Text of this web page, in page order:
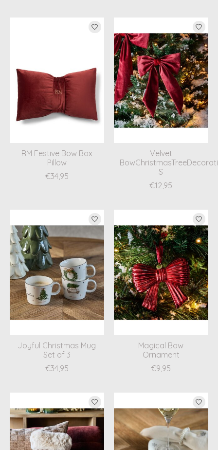
RM Festive Bow Box
Pillow
€34,95
Velvet
S
€12,95
Joyful Christmas Mug
Set of 3
€34,95
Magical Bow
Ornament
€9,95